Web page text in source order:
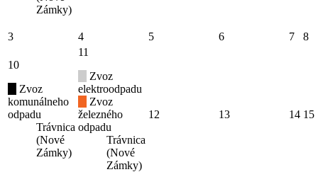
Zámky)
3 4 5 6 7 8
10
Zvoz
komunálneho
odpadu
Trávnica
(Nové
Zámky)
11
Zvoz
elektroodpadu
Zvoz
železného
odpadu
Trávnica
(Nové
Zámky)
12 13 14 15